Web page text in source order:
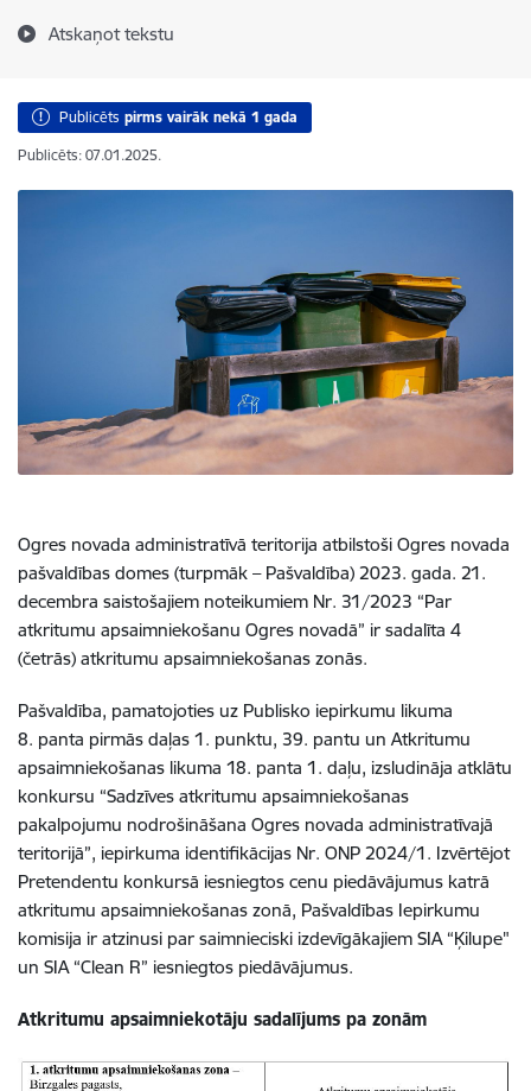
Atskaņot tekstu
Publicēts pirms vairāk nekā 1 gada
Publicēts: 07.01.2025.
Ogres novada administratīvā teritorija atbilstoši Ogres novada
pašvaldības domes (turpmāk –Pašvaldība) 2023. gada. 21.
decembra saistošajiem noteikumiem Nr. 31/2023 “Par
atkritumu apsaimniekošanu Ogres novadā” ir sadalīta 4
(četrās) atkritumu apsaimniekošanas zonās.
Pašvaldība, pamatojoties uz Publisko iepirkumu likuma
8. panta pirmās daļas 1. punktu, 39. pantu un Atkritumu
apsaimniekošanas likuma 18. panta 1. daļu, izsludināja atklātu
konkursu “Sadzīves atkritumu apsaimniekošanas
pakalpojumu nodrošināšana Ogres novada administratīvajā
teritorijā”, iepirkuma identifikācijas Nr. ONP 2024/1. Izvērtējot
Pretendentu konkursā iesniegtos cenu piedāvājumus katrā
atkritumu apsaimniekošanas zonā, Pašvaldības Iepirkumu
komisija ir atzinusi par saimnieciski izdevīgākajiem SIA “Ķilupe"
un SIA “Clean R” iesniegtos piedāvājumus.
Atkritumu apsaimniekotāju sadalījums pa zonām